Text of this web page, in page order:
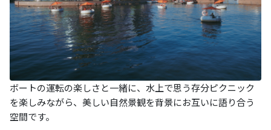
ボートの運転の楽しさと一緒に、水上で思う存分ピクニック
を楽しみながら、美しい自然景観を背景にお互いに語り合う
空間です。